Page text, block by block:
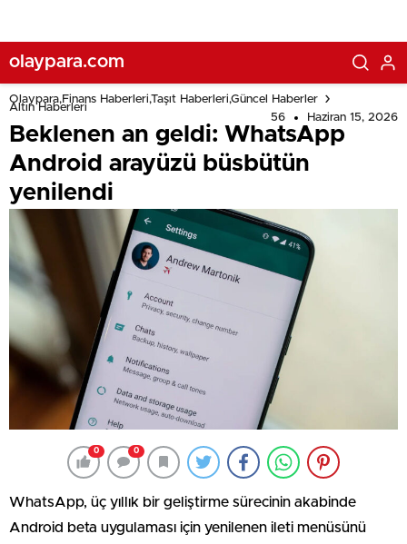
olaypara.com
Olaypara,Finans Haberleri,Taşıt Haberleri,Güncel Haberler
Altın Haberleri
56
Haziran 15, 2026
Beklenen an geldi: WhatsApp
Android arayüzü büsbütün
yenilendi
0 0
WhatsApp, üç yıllık bir geliştirme sürecinin akabinde
Android beta uygulaması için yenilenen ileti menüsünü